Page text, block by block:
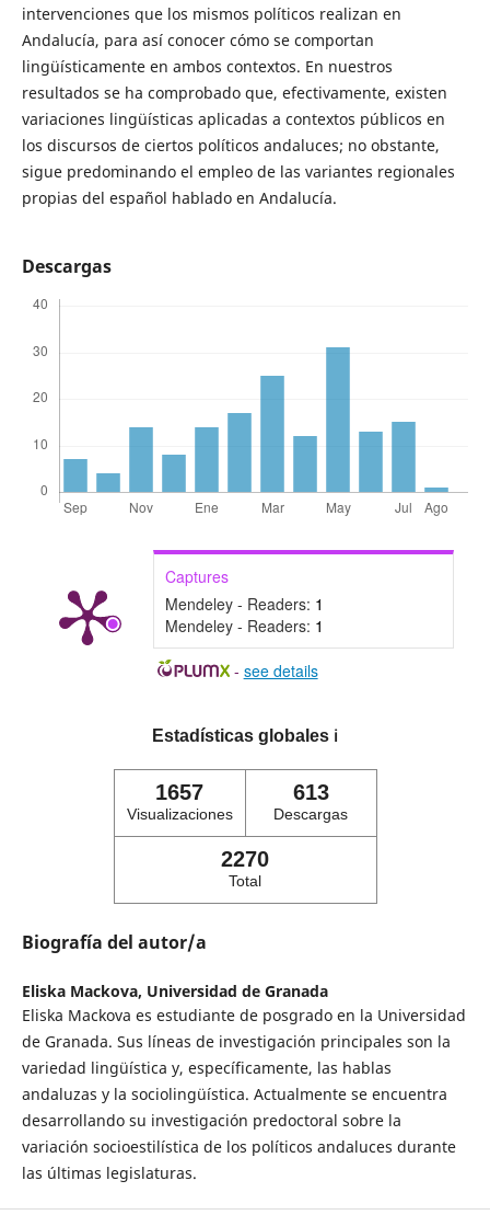
intervenciones que los mismos políticos realizan en
Andalucía, para así conocer cómo se comportan
lingüísticamente en ambos contextos. En nuestros
resultados se ha comprobado que, efectivamente, existen
variaciones lingüísticas aplicadas a contextos públicos en
los discursos de ciertos políticos andaluces; no obstante,
sigue predominando el empleo de las variantes regionales
propias del español hablado en Andalucía.
Descargas
Captures
Mendeley - Readers: 1
Mendeley - Readers: 1
- see details
Estadísticas globales ℹ️
1657
Visualizaciones
613
Descargas
2270
Total
Biografía del autor/a
Eliska Mackova, Universidad de Granada
Eliska Mackova es estudiante de posgrado en la Universidad
de Granada. Sus líneas de investigación principales son la
variedad lingüística y, específicamente, las hablas
andaluzas y la sociolingüística. Actualmente se encuentra
desarrollando su investigación predoctoral sobre la
variación socioestilística de los políticos andaluces durante
las últimas legislaturas.